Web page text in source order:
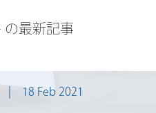
の最新記事
18 Feb 2021